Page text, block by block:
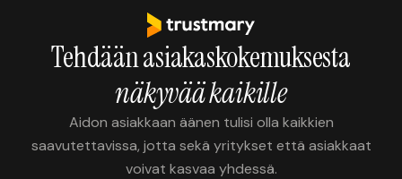
Tehdään asiakaskokemuksesta
näkyvää kaikille
Aidon asiakkaan äänen tulisi olla kaikkien
saavutettavissa, jotta sekä yritykset että asiakkaat
voivat kasvaa yhdessä.